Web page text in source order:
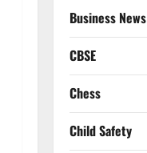
Business News
CBSE
Chess
Child Safety